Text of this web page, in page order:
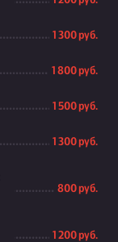
1 300 руб.
1 800 руб.
1 500 руб.
1 300 руб.
800 руб.
1 200 руб.